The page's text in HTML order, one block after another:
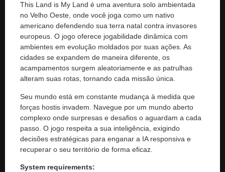
This Land is My Land é uma aventura solo ambientada
no Velho Oeste, onde você joga como um nativo
americano defendendo sua terra natal contra invasores
europeus. O jogo oferece jogabilidade dinâmica com
ambientes em evolução moldados por suas ações. As
cidades se expandem de maneira diferente, os
acampamentos surgem aleatoriamente e as patrulhas
alteram suas rotas, tornando cada missão única.
Seu mundo está em constante mudança à medida que
forças hostis invadem. Navegue por um mundo aberto
complexo onde surpresas e desafios o aguardam a cada
passo. O jogo respeita a sua inteligência, exigindo
decisões estratégicas para enganar a IA responsiva e
recuperar o seu território de forma eficaz.
System requirements: